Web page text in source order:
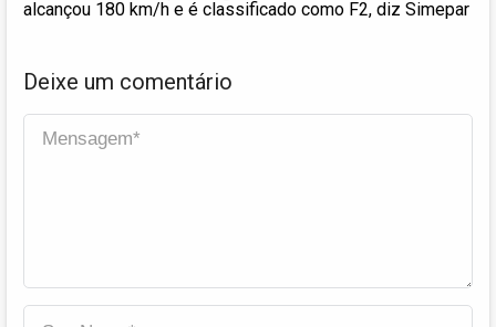
alcançou 180 km/h e é classificado como F2, diz Simepar
Deixe um comentário